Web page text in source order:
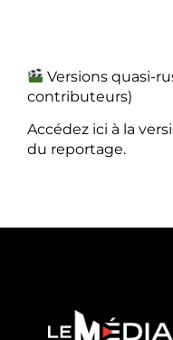
Versions quasi-
contributeurs)
Accédez ici à la
du reportage.